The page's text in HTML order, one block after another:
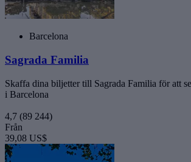
Barcelona
Sagrada Familia
Skaffa dina biljetter till Sagrada Familia för att
i Barcelona
4,7 (89 244)
Från
39,08 US$